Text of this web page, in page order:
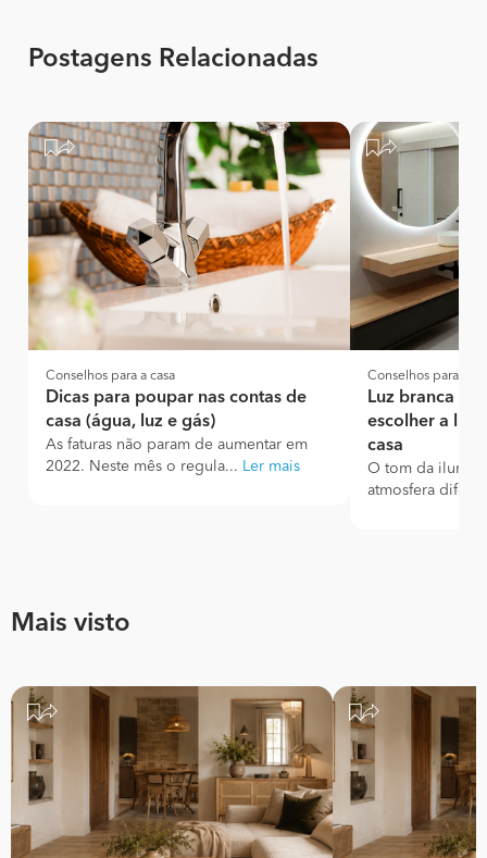
Postagens Relacionadas
Conselhos para a casa
Dicas para poupar nas contas de
casa (água, luz e gás)
As faturas não param de aumentar em
2022. Neste mês o regula... Ler mais
Conselhos para a
Luz branca ou
escolher a luz
casa
O tom da
atmosfera
Mais visto